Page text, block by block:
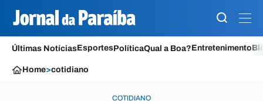
Últimas NotíciasEsportesPolíticaQual a Boa?Entretenimento
Home>cotidiano
COTIDIANO